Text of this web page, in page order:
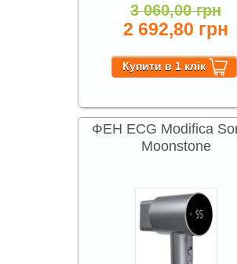
3 060,00 грн
2 692,80 грн
ФЕН ECG Modifica
Moonstone